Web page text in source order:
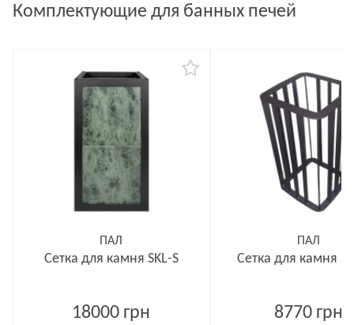
Комплектующие для банных печей
ПАЛ
Сетка для камня SKL-S
18000 грн
ПАЛ
Сетка для камня
8770 грн